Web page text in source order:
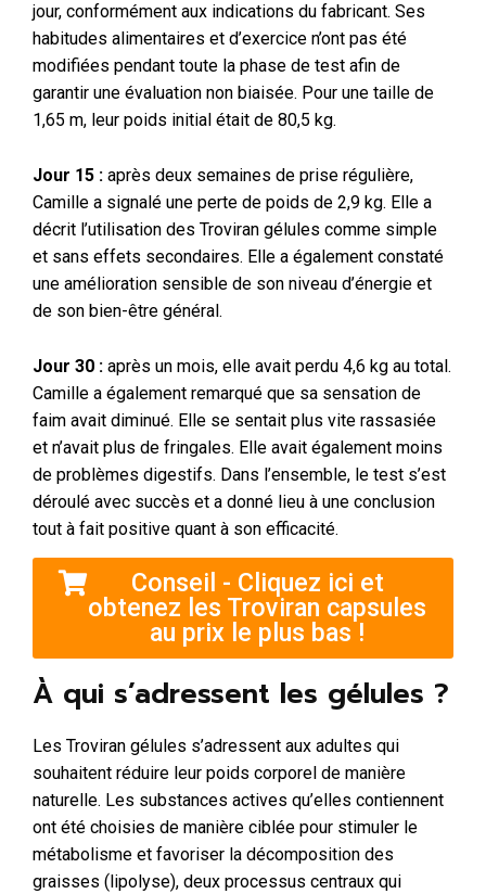
jour, conformément aux indications du fabricant. Ses
habitudes alimentaires et d’exercice n’ont pas été
modifiées pendant toute la phase de test afin de
garantir une évaluation non biaisée. Pour une taille de
1,65 m, leur poids initial était de 80,5 kg.
Jour 15 : après deux semaines de prise régulière,
Camille a signalé une perte de poids de 2,9 kg. Elle a
décrit l’utilisation des Troviran gélules comme simple
et sans effets secondaires. Elle a également constaté
une amélioration sensible de son niveau d’énergie et
de son bien-être général.
Jour 30 : après un mois, elle avait perdu 4,6 kg au total.
Camille a également remarqué que sa sensation de
faim avait diminué. Elle se sentait plus vite rassasiée
et n’avait plus de fringales. Elle avait également moins
de problèmes digestifs. Dans l’ensemble, le test s’est
déroulé avec succès et a donné lieu à une conclusion
tout à fait positive quant à son efficacité.
Conseil - Cliquez ici et
obtenez les Troviran capsules
au prix le plus bas !
À qui s’adressent les gélules ?
Les Troviran gélules s’adressent aux adultes qui
souhaitent réduire leur poids corporel de manière
naturelle. Les substances actives qu’elles contiennent
ont été choisies de manière ciblée pour stimuler le
métabolisme et favoriser la décomposition des
graisses (lipolyse), deux processus centraux qui